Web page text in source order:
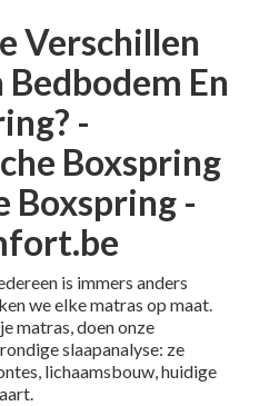
Verschillen
Bedbodem En
-
Boxspring
Boxspring -
is immers anders
we elke matras op maat.
matras, doen onze
slaapanalyse: ze
lichaamsbouw, huidige